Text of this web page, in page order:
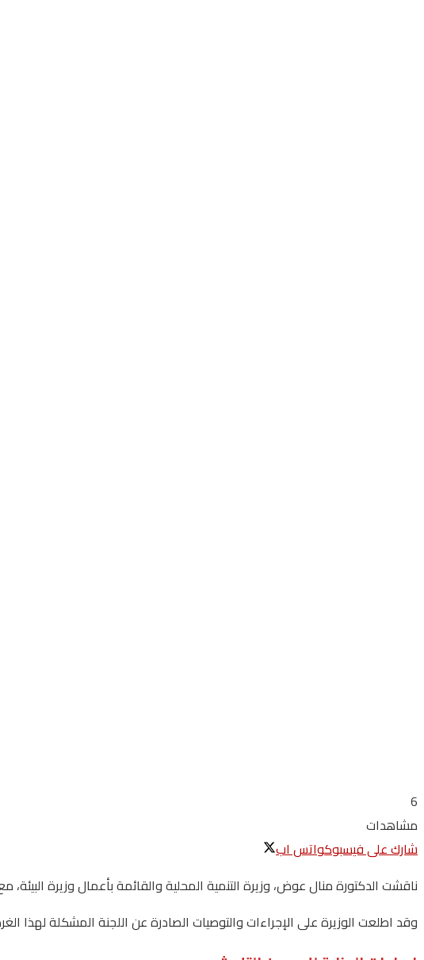
6
مشاهدات
شارك على فيسبوكواتس اب
ناقشت الدكتورة منال عوض، وزيرة التنمية المحلية والقائمة بأعمال وزيرة
وقد اطلعت الوزيرة على الإجراءات والتوصيات الصادرة عن اللجنة المشكلة لهذا